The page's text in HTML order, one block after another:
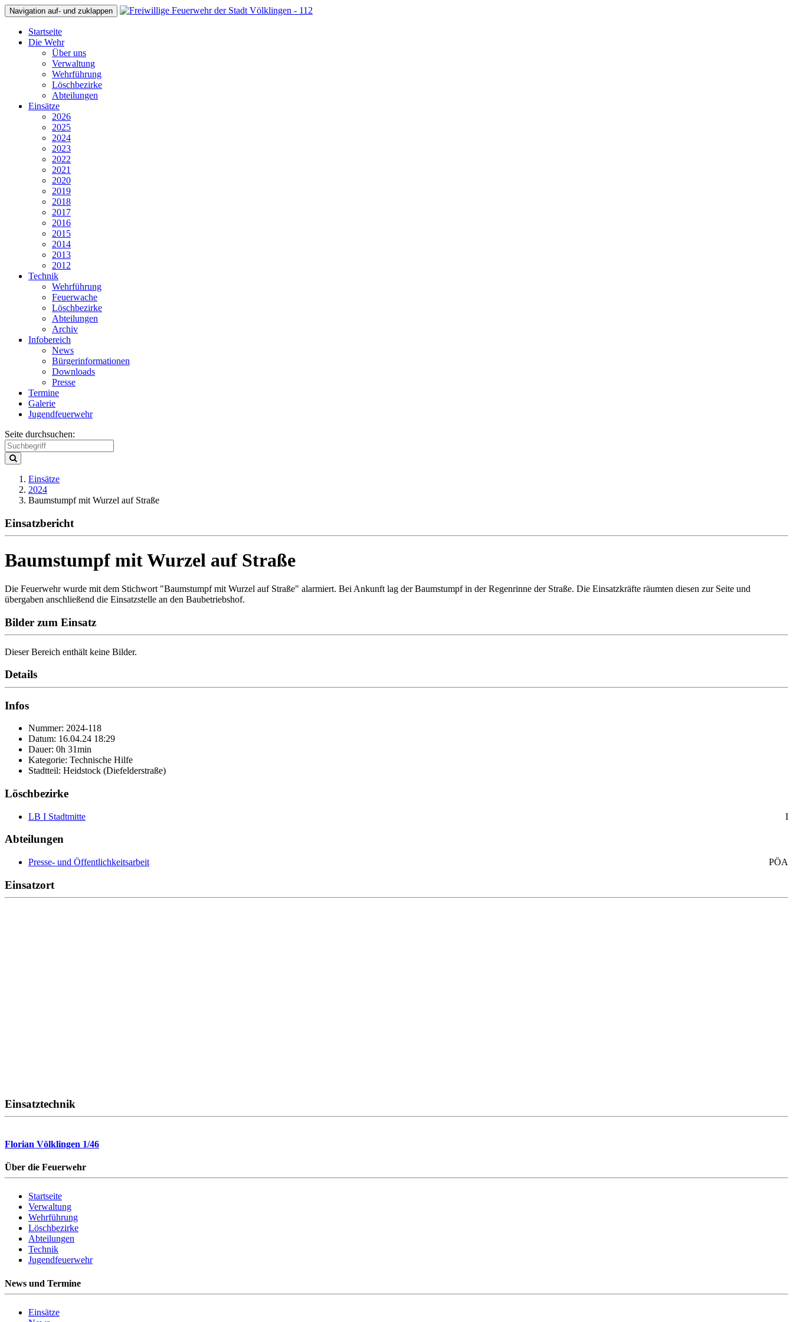
Navigation auf- und zuklappen
Startseite
Die Wehr
Über uns
Verwaltung
Wehrführung
Löschbezirke
Abteilungen
Einsätze
2026
2025
2024
2023
2022
2021
2020
2019
2018
2017
2016
2015
2014
2013
2012
Technik
Wehrführung
Feuerwache
Löschbezirke
Abteilungen
Archiv
Infobereich
News
Bürgerinformationen
Downloads
Presse
Termine
Galerie
Jugendfeuerwehr
Seite durchsuchen:
Einsätze
2024
Baumstumpf mit Wurzel auf Straße
Einsatzbericht
Baumstumpf mit Wurzel auf Straße
Die Feuerwehr wurde mit dem Stichwort "Baumstumpf mit Wurzel auf Straße" alarmiert. Bei Ankunft lag der Baumstumpf in der Regenrinne der Straße. Die Einsatzkräfte räumten diesen zur Seite und
übergaben anschließend die Einsatzstelle an den Baubetriebshof.
Bilder zum Einsatz
Dieser Bereich enthält keine Bilder.
Details
Infos
Nummer: 2024-118
Datum: 16.04.24 18:29
Dauer: 0h 31min
Kategorie: Technische Hilfe
Stadtteil: Heidstock (Diefelderstraße)
Löschbezirke
LB I Stadtmitte I
Abteilungen
Presse- und Öffentlichkeitsarbeit PÖA
Einsatzort
Einsatztechnik
Florian Völklingen 1/46
Über die Feuerwehr
Startseite
Verwaltung
Wehrführung
Löschbezirke
Abteilungen
Technik
Jugendfeuerwehr
News und Termine
Einsätze